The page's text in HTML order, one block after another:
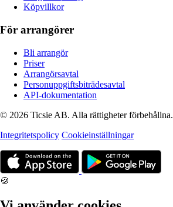
Köpvillkor
För arrangörer
Bli arrangör
Priser
Arrangörsavtal
Personuppgiftsbiträdesavtal
API-dokumentation
© 2026 Ticsie AB. Alla rättigheter förbehållna.
Integritetspolicy Cookieinställningar
🍪